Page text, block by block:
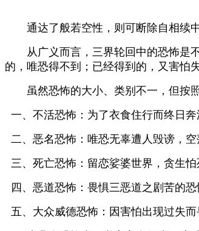
通达了般若空性，则可断除自相续中
从广义而言，三界轮回中的恐怖是
的，唯恐得不到；已经得到的，又害怕
虽然恐怖的大小、类别不一，但按照
一、不活恐怖：为了衣食住行而终日
二、恶名恐怖：唯恐无辜遭人毁谤，空
三、死亡恐怖：留恋娑婆世界，贪生怕
四、恶道恐怖：畏惧三恶道之剧苦的恐
五、大众威德恐怖：因害怕出现过失